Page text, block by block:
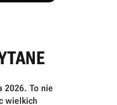
2026. To nie
wielkich